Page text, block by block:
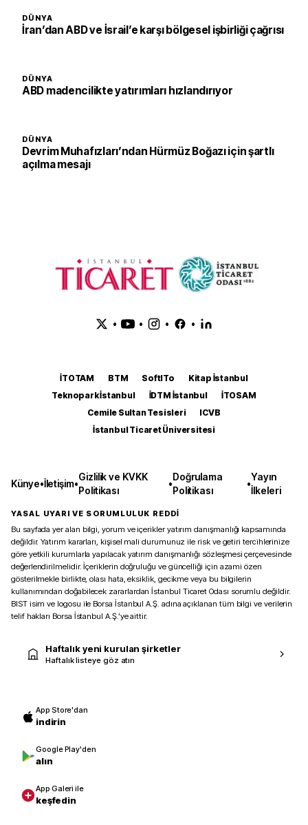
DÜNYA
İran’dan ABD ve İsrail’e karşı bölgesel işbirliği çağrısı
DÜNYA
ABD madencilikte yatırımları hızlandırıyor
DÜNYA
Devrim Muhafızları’ndan Hürmüz Boğazı için şartlı
açılma mesajı
• • • •
İTOTAM BTM SoftITo
Kitap İstanbul
Teknopark İstanbul
İDTM İstanbul
İTOSAM
Cemile Sultan Tesisleri
ICVB
İstanbul Ticaret Üniversitesi
Künye•İletişim•
Gizlilik ve KVKK
Politikası
•
Doğrulama
Politikası
•
Yayın
İlkeleri
YASAL UYARI VE SORUMLULUK REDDİ
Bu sayfada yer alan bilgi, yorum ve içerikler yatırım danışmanlığı kapsamında
değildir. Yatırım kararları, kişisel mali durumunuz ile risk ve getiri tercihlerinize
göre yetkili kurumlarla yapılacak yatırım danışmanlığı sözleşmesi çerçevesinde
değerlendirilmelidir. İçeriklerin doğruluğu ve güncelliği için azami özen
gösterilmekle birlikte, olası hata, eksiklik, gecikme veya bu bilgilerin
kullanımından doğabilecek zararlardan İstanbul Ticaret Odası sorumlu değildir.
BIST isim ve logosu ile Borsa İstanbul A.Ş. adına açıklanan tüm bilgi ve verilerin
telif hakları Borsa İstanbul A.Ş.’ye aittir.
Haftalık yeni kurulan şirketler
Haftalık listeye göz atın
App Store'dan
indirin
Google Play'den
alın
App Galeri ile
keşfedin